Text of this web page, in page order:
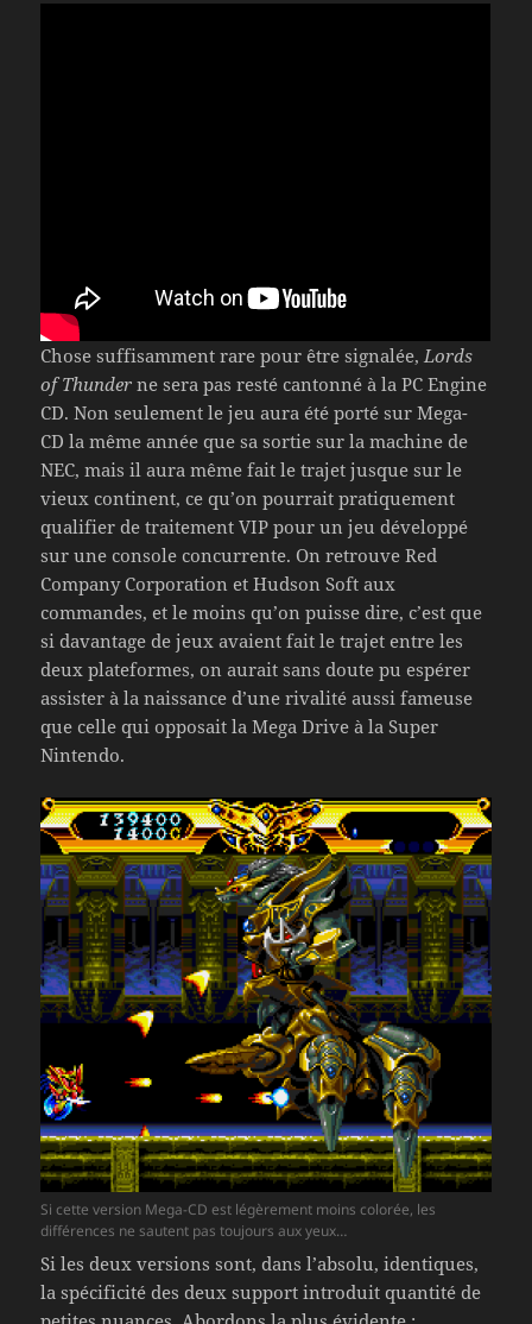
Chose suffisamment rare pour être signalée,Lords
of Thunder ne sera pas resté cantonné à la PC Engine
CD. Non seulement le jeu aura été porté sur Mega-
CD la même année que sa sortie sur la machine de
NEC, mais il aura même fait le trajet jusque sur le
vieux continent, ce qu’on pourrait pratiquement
qualifier de traitement VIP pour un jeu développé
sur une console concurrente. On retrouve Red
Company Corporation et Hudson Soft aux
commandes, et le moins qu’on puisse dire, c’est que
si davantage de jeux avaient fait le trajet entre les
deux plateformes, on aurait sans doute pu espérer
assister à la naissance d’une rivalité aussi fameuse
que celle qui opposait la Mega Drive à la Super
Nintendo.
Si cette version Mega-CD est légèrement moins colorée, les
différences ne sautent pas toujours aux yeux…
Si les deux versions sont, dans l’absolu, identiques,
la spécificité des deux support introduit quantité de